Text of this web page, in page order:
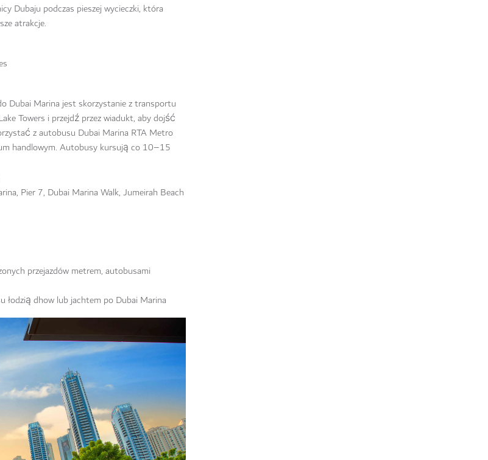
Dubaju podczas pieszej wycieczki, która
atrakcje.
Dubai Marina jest skorzystanie z transportu
Towers i przejdź przez wiadukt, aby dojść
z autobusu Dubai Marina RTA Metro
handlowym. Autobusy kursują co 10–15
Pier 7, Dubai Marina Walk, Jumeirah Beach
przejazdów metrem, autobusami
łodzią dhow lub jachtem po Dubai Marina